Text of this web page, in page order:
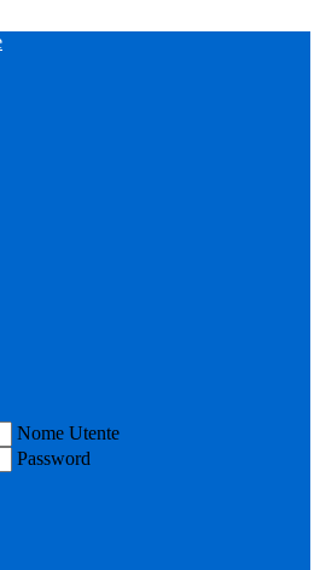
Nome Utente
Password